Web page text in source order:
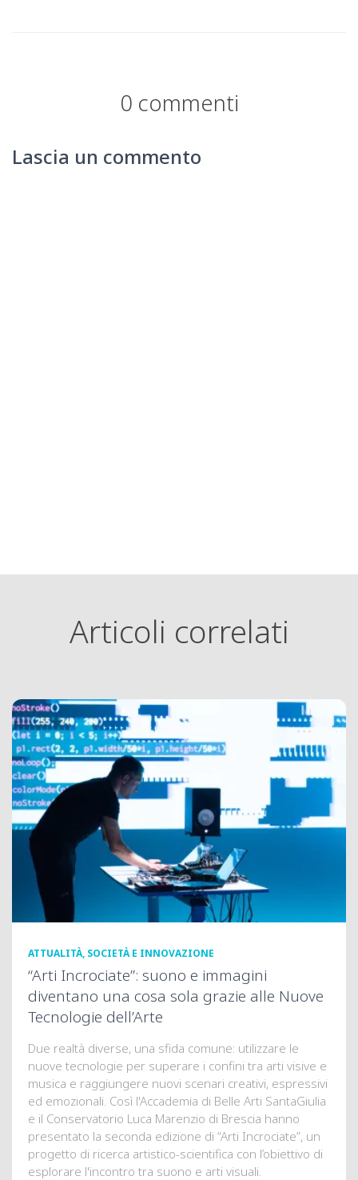
0 commenti
Lascia un commento
Articoli correlati
ATTUALITÀ, SOCIETÀ E INNOVAZIONE
“Arti Incrociate”: suono e immagini
diventano una cosa sola grazie alle Nuove
Tecnologie dell’Arte
Due realtà diverse, una sfida comune: utilizzare le
nuove tecnologie per superare i confini tra arti visive e
musica e raggiungere nuovi scenari creativi, espressivi
ed emozionali. Così l'Accademia di Belle Arti SantaGiulia
e il Conservatorio Luca Marenzio di Brescia hanno
presentato la seconda edizione di “Arti Incrociate”, un
progetto di ricerca artistico-scientifica con l’obiettivo di
esplorare l'incontro tra suono e arti visuali.